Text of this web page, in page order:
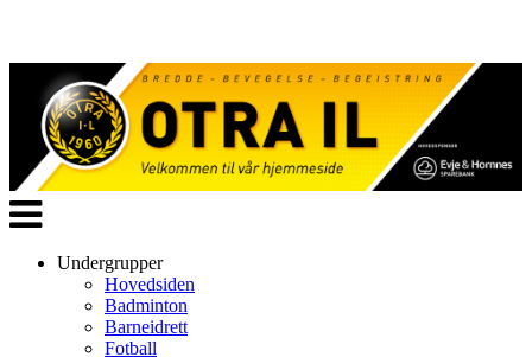
Veksle
navigasjon
Undergrupper
Hovedsiden
Badminton
Barneidrett
Fotball